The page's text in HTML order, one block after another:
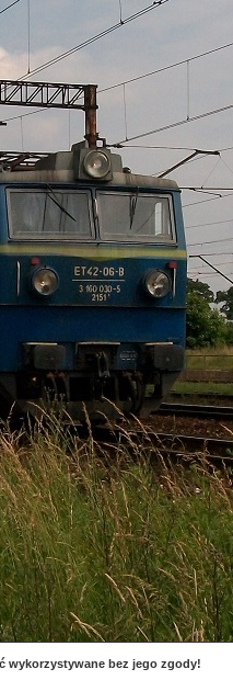
wykorzystywane bez jego zgody!